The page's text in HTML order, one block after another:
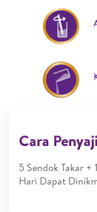
Cara
5 Sendok Takar
Hari Dapat